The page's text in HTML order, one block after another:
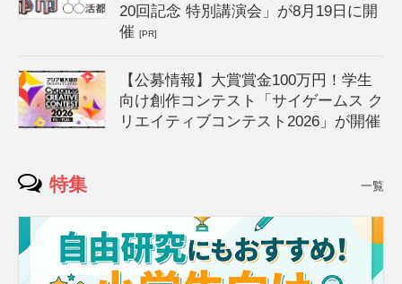
20回記念 特別講演会」が8月19日に開
催[PR]
【公募情報】大賞賞金100万円！学生
向け創作コンテスト「サイゲームス ク
リエイティブコンテスト2026」が開催
特集 一覧